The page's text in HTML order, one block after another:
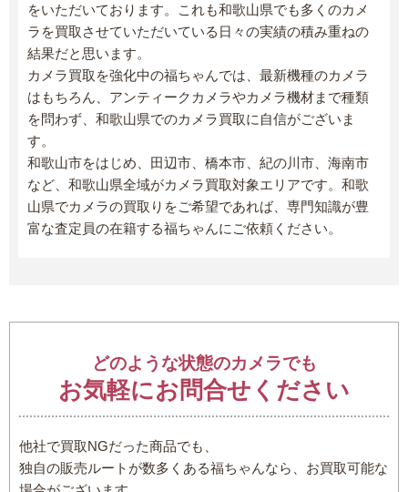
をいただいております。これも和歌山県でも多くのカメ
ラを買取させていただいている日々の実績の積み重ねの
結果だと思います。
カメラ買取を強化中の福ちゃんでは、最新機種のカメラ
はもちろん、アンティークカメラやカメラ機材まで種類
を問わず、和歌山県でのカメラ買取に自信がございま
す。
和歌山市をはじめ、田辺市、橋本市、紀の川市、海南市
など、和歌山県全域がカメラ買取対象エリアです。和歌
山県でカメラの買取りをご希望であれば、専門知識が豊
富な査定員の在籍する福ちゃんにご依頼ください。
どのような状態のカメラでも
お気軽にお問合せください
他社で買取NGだった商品でも、
独自の販売ルートが数多くある福ちゃんなら、お買取可能な